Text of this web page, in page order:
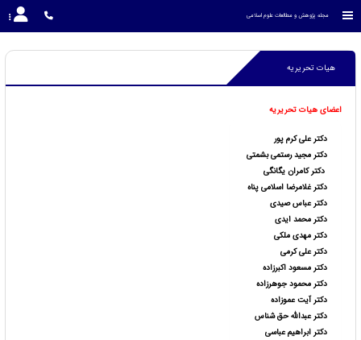
مجله پژوهش و مطالعات علوم اسلامی
هیات تحریریه
اعضای هیات تحریریه
دکتر علی کرم پور
دکتر مجید رستمی بشمتی
دکتر کامران یگانگی
دکتر غلامرضا اسلامی پناه
دکتر عباس صیدی
دکتر محمد ایدی
دکتر مهدی ملکی
دکتر علی کرمی
دکتر مسعود اکبرزاده
دکتر محمود جوهرزاده
دکتر آیت عموزاده
دکتر عبدالله حق شناس
دکتر ابراهیم عباسی